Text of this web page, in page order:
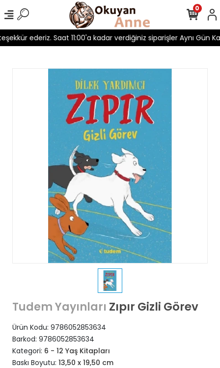
ederiz. Saat 11:00'a kadar verdiğiniz siparişler Aynı Gün
0
Tudem Yayınları Zıpır Gizli Görev
Ürün Kodu: 9786052853634
Barkod: 9786052853634
Kategori: 6 - 12 Yaş Kitapları
Baskı Boyutu: 13,50 x 19,50 cm